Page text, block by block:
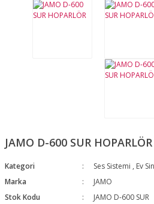
JAMO D-600 SUR HOPARLÖR
Kategori Ses Sistemi , Ev
Marka
JAMO
Stok Kodu
JAMO D-600 SUR